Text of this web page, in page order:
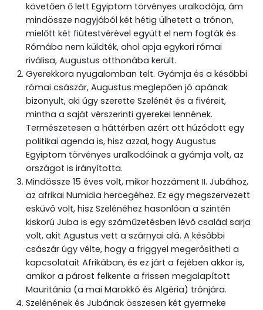
követően ő lett Egyiptom törvényes uralkodója, ám
mindössze nagyjából két hétig ülhetett a trónon,
mielőtt két fiútestvérével együtt el nem fogták és
Rómába nem küldték, ahol apja egykori római
riválisa, Augustus otthonába került.
Gyerekkora nyugalomban telt. Gyámja és a későbbi
római császár, Augustus meglepően jó apának
bizonyult, aki úgy szerette Szelénét és a fivéreit,
mintha a saját vérszerinti gyerekei lennének.
Természetesen a háttérben azért ott húzódott egy
politikai agenda is, hisz azzal, hogy Augustus
Egyiptom törvényes uralkodóinak a gyámja volt, az
országot is irányította.
Mindössze 15 éves volt, mikor hozzáment II. Jubához,
az afrikai Numidia hercegéhez. Ez egy megszervezett
esküvő volt, hisz Szelénéhez hasonlóan a szintén
kiskorú Juba is egy száműzetésben lévő család sarja
volt, akit Agustus vett a szárnyai alá. A későbbi
császár úgy vélte, hogy a friggyel megerősítheti a
kapcsolatait Afrikában, és ez járt a fejében akkor is,
amikor a párost felkente a frissen megalapított
Mauritánia (a mai Marokkó és Algéria) trónjára.
Szelénének és Jubának összesen két gyermeke